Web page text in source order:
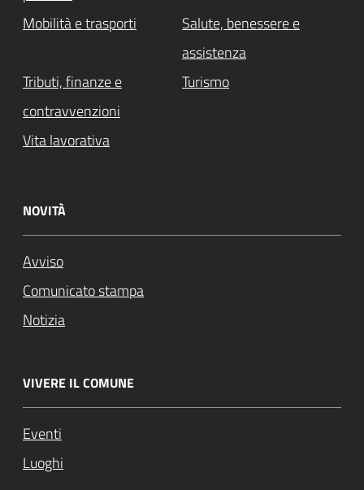
Mobilità e trasporti
Salute, benessere e
assistenza
Tributi, finanze e
contravvenzioni
Turismo
Vita lavorativa
NOVITÀ
Avviso
Comunicato stampa
Notizia
VIVERE IL COMUNE
Eventi
Luoghi